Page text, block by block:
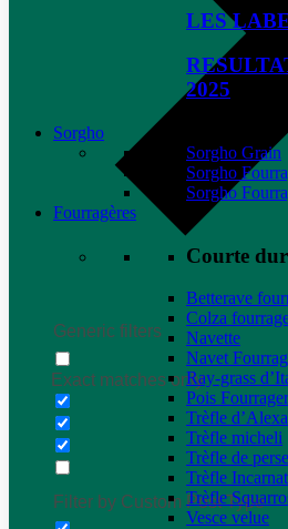
Generic filters
Exact matches only
Filter by Custom Post Type
LES
2025
Sorgho
Sorgho Grain
Sorgho
Sorgho
Fourragères
Courte
Betterave
Colza
Navette
Navet
Ray-grass
Pois Fourrager
Trèfle
Trèfle micheli
Trèfle de perse
Trèfle Incarnat
Trèfle
Vesce velue